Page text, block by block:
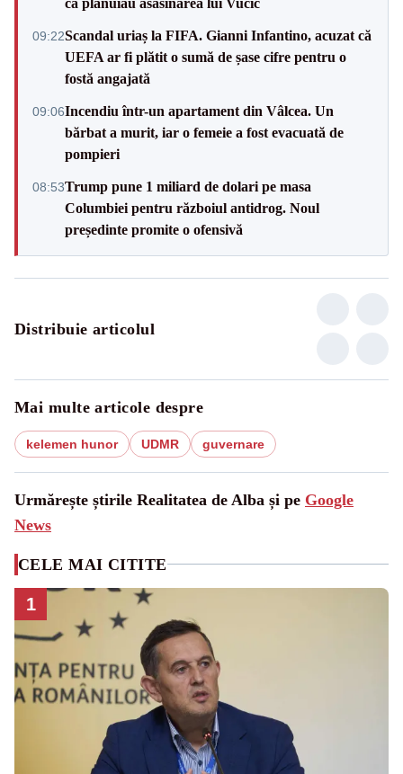
09:22Scandal uriaș la FIFA. Gianni Infantino, acuzat că
UEFA ar fi plătit o sumă de șase cifre pentru o
fostă angajată
09:06Incendiu într-un apartament din Vâlcea. Un
bărbat a murit, iar o femeie a fost evacuată de
pompieri
08:53Trump pune 1 miliard de dolari pe masa
Columbiei pentru războiul antidrog. Noul
președinte promite o ofensivă
Distribuie articolul
Mai multe articole despre
kelemen hunor UDMR guvernare
Urmărește știrile Realitatea de Alba și pe Google
News
CELE MAI CITITE
1